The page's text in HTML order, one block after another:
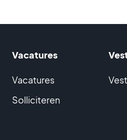
Vacatures
Vacatures
Solliciteren